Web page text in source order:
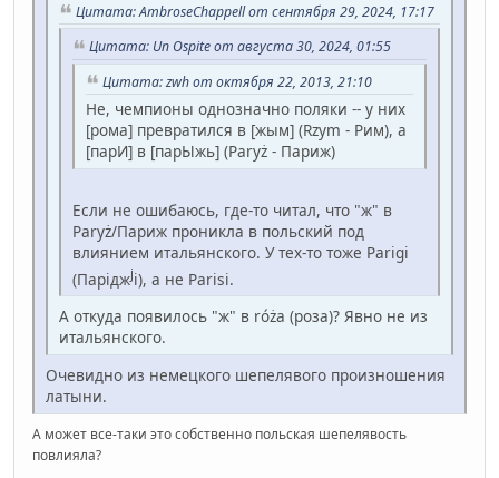
Цитата: AmbroseChappell от сентября 29, 2024, 17:17
Цитата: Un Ospite от августа 30, 2024, 01:55
Цитата: zwh от октября 22, 2013, 21:10
Не, чемпионы однозначно поляки -- у них
[рома] превратился в [жым] (Rzym - Рим), а
[парИ] в [парЫжь] (Paryż - Париж)
Если не ошибаюсь, где-то читал, что "ж" в
Paryż/Париж проникла в польский под
влиянием итальянского. У тех-то тоже Parigi
(Паріджjі), а не Parisi.
А откуда появилось "ж" в róża (роза)? Явно не из
итальянского.
Очевидно из немецкого шепелявого произношения
латыни.
А может все-таки это собственно польская шепелявость
повлияла?